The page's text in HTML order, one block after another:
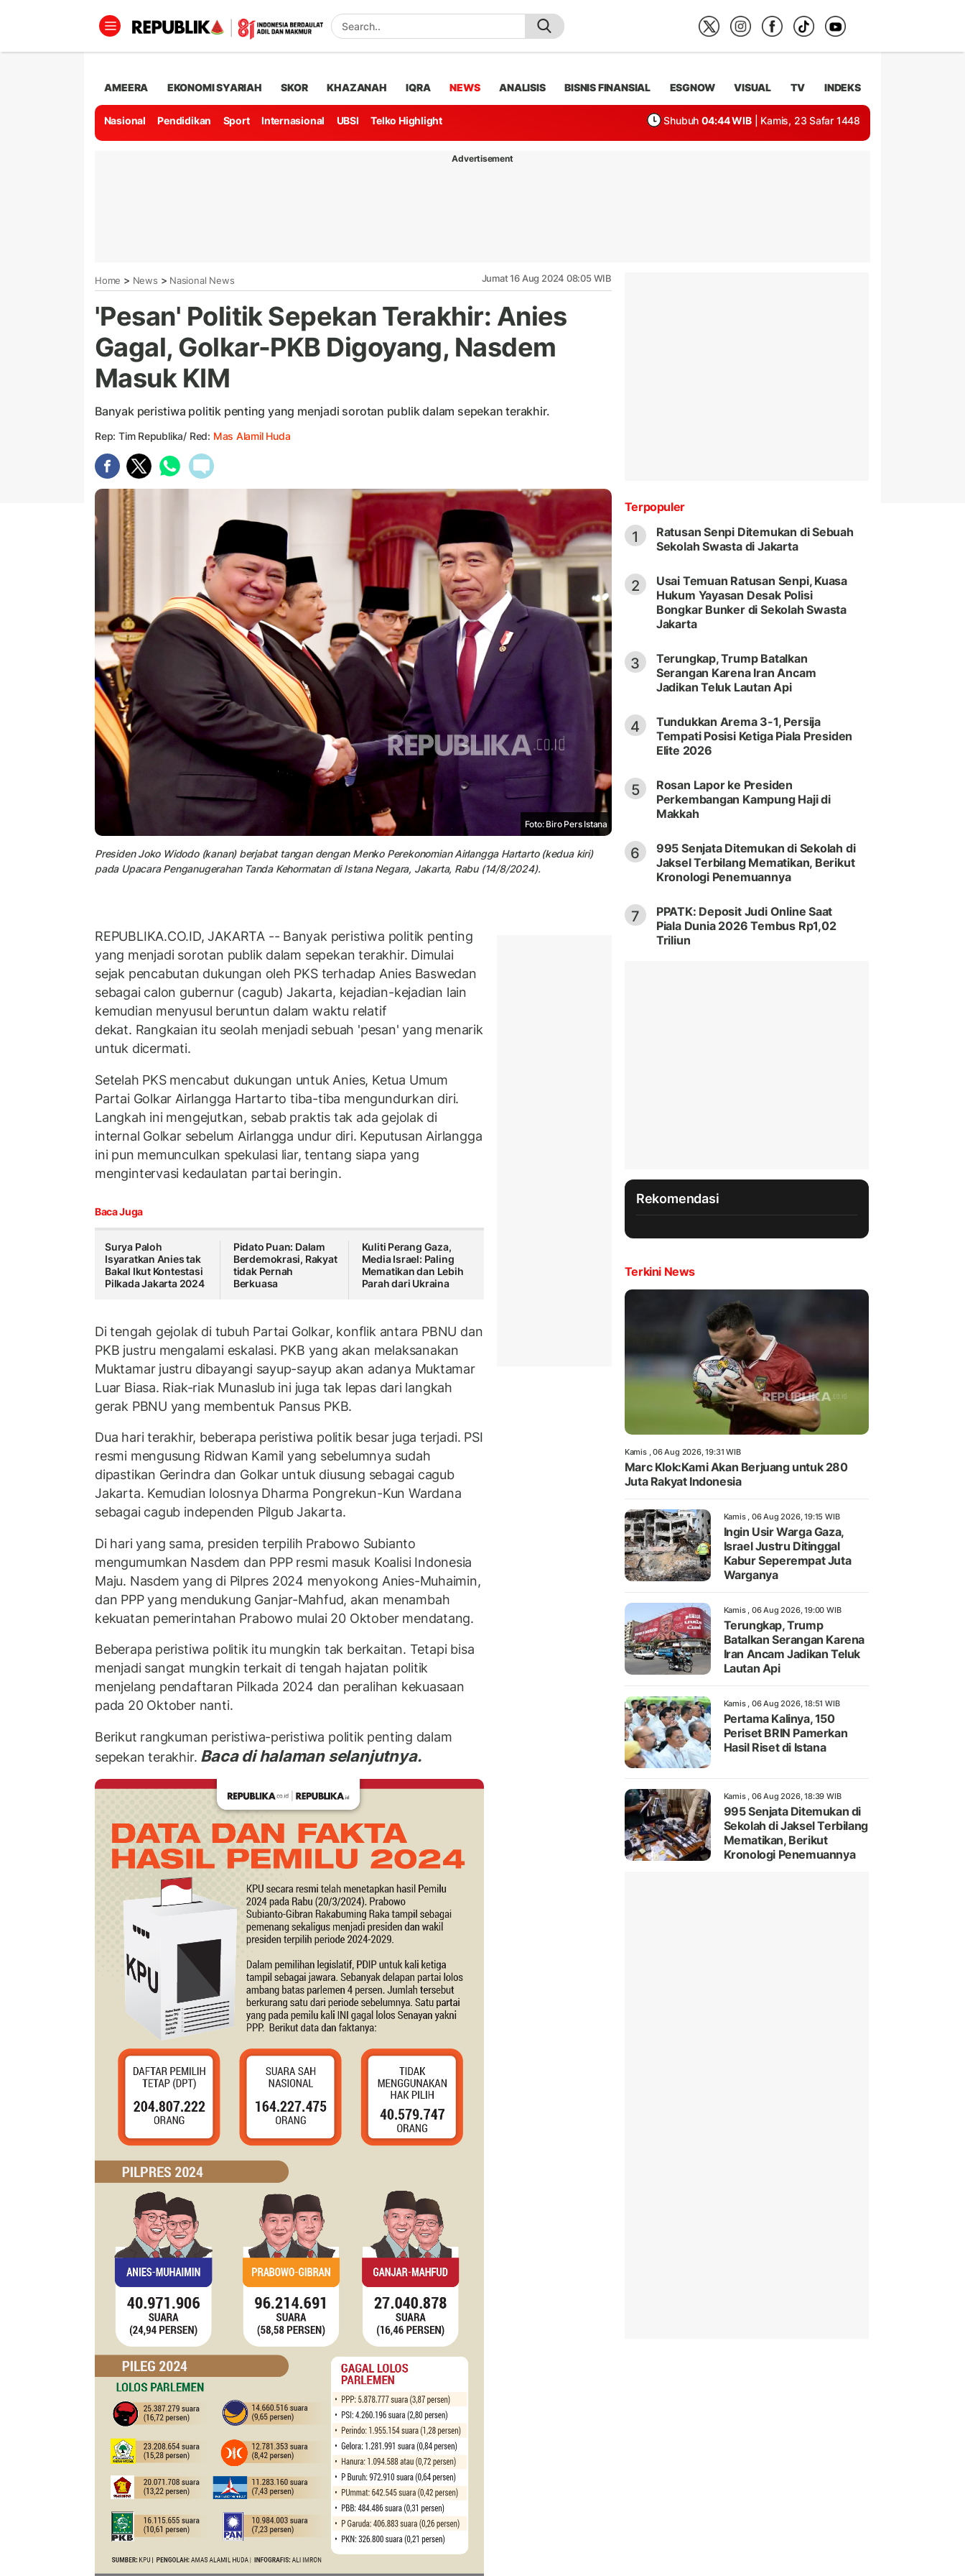
AMEERA EKONOMI SYARIAH SKOR KHAZANAH IQRA NEWS ANALISIS BISNIS FINANSIAL ESGNOW VISUAL TV INDEKS
Nasional Pendidikan Sport Internasional UBSI Telko Highlight Shubuh 04:44 WIB | Kamis, 23 Safar 1448
Advertisement
Home > News > Nasional News Jumat 16 Aug 2024 08:05 WIB
'Pesan' Politik Sepekan Terakhir: Anies
Gagal, Golkar-PKB Digoyang, Nasdem
Masuk KIM
Banyak peristiwa politik penting yang menjadi sorotan publik dalam sepekan terakhir.
Rep: Tim Republika/ Red: Mas Alamil Huda
Foto: Biro Pers Istana
Presiden Joko Widodo (kanan) berjabat tangan dengan Menko Perekonomian Airlangga Hartarto (kedua kiri)
pada Upacara Penganugerahan Tanda Kehormatan di Istana Negara, Jakarta, Rabu (14/8/2024).
REPUBLIKA.CO.ID, JAKARTA -- Banyak peristiwa politik penting
yang menjadi sorotan publik dalam sepekan terakhir. Dimulai
sejak pencabutan dukungan oleh PKS terhadap Anies Baswedan
sebagai calon gubernur (cagub) Jakarta, kejadian-kejadian lain
kemudian menyusul beruntun dalam waktu relatif
dekat. Rangkaian itu seolah menjadi sebuah 'pesan' yang menarik
untuk dicermati.
Setelah PKS mencabut dukungan untuk Anies, Ketua Umum
Partai Golkar Airlangga Hartarto tiba-tiba mengundurkan diri.
Langkah ini mengejutkan, sebab praktis tak ada gejolak di
internal Golkar sebelum Airlangga undur diri. Keputusan Airlangga
ini pun memunculkan spekulasi liar, tentang siapa yang
mengintervasi kedaulatan partai beringin.
Baca Juga
Surya Paloh
Isyaratkan Anies tak
Bakal Ikut Kontestasi
Pilkada Jakarta 2024
Pidato Puan: Dalam
Berdemokrasi, Rakyat
tidak Pernah
Berkuasa
Kuliti Perang Gaza,
Media Israel: Paling
Mematikan dan Lebih
Parah dari Ukraina
Di tengah gejolak di tubuh Partai Golkar, konflik antara PBNU dan
PKB justru mengalami eskalasi. PKB yang akan melaksanakan
Muktamar justru dibayangi sayup-sayup akan adanya Muktamar
Luar Biasa. Riak-riak Munaslub ini juga tak lepas dari langkah
gerak PBNU yang membentuk Pansus PKB.
Dua hari terakhir, beberapa peristiwa politik besar juga terjadi. PSI
resmi mengusung Ridwan Kamil yang sebelumnya sudah
dipastikan Gerindra dan Golkar untuk diusung sebagai cagub
Jakarta. Kemudian lolosnya Dharma Pongrekun-Kun Wardana
sebagai cagub independen Pilgub Jakarta.
Di hari yang sama, presiden terpilih Prabowo Subianto
mengumumkan Nasdem dan PPP resmi masuk Koalisi Indonesia
Maju. Nasdem yang di Pilpres 2024 menyokong Anies-Muhaimin,
dan PPP yang mendukung Ganjar-Mahfud, akan menambah
kekuatan pemerintahan Prabowo mulai 20 Oktober mendatang.
Beberapa peristiwa politik itu mungkin tak berkaitan. Tetapi bisa
menjadi sangat mungkin terkait di tengah hajatan politik
menjelang pendaftaran Pilkada 2024 dan peralihan kekuasaan
pada 20 Oktober nanti.
Berikut rangkuman peristiwa-peristiwa politik penting dalam
sepekan terakhir. Baca di halaman selanjutnya.
Terpopuler
1
Ratusan Senpi Ditemukan di Sebuah
Sekolah Swasta di Jakarta
2
Usai Temuan Ratusan Senpi, Kuasa
Hukum Yayasan Desak Polisi
Bongkar Bunker di Sekolah Swasta
Jakarta
3
Terungkap, Trump Batalkan
Serangan Karena Iran Ancam
Jadikan Teluk Lautan Api
4
Tundukkan Arema 3-1, Persija
Tempati Posisi Ketiga Piala Presiden
Elite 2026
5
Rosan Lapor ke Presiden
Perkembangan Kampung Haji di
Makkah
6
995 Senjata Ditemukan di Sekolah di
Jaksel Terbilang Mematikan, Berikut
Kronologi Penemuannya
7
PPATK: Deposit Judi Online Saat
Piala Dunia 2026 Tembus Rp1,02
Triliun
Rekomendasi
Terkini News
Kamis , 06 Aug 2026, 19:31 WIB
Marc Klok:Kami Akan Berjuang untuk 280
Juta Rakyat Indonesia
Kamis , 06 Aug 2026, 19:15 WIB
Ingin Usir Warga Gaza,
Israel Justru Ditinggal
Kabur Seperempat Juta
Warganya
Kamis , 06 Aug 2026, 19:00 WIB
Terungkap, Trump
Batalkan Serangan Karena
Iran Ancam Jadikan Teluk
Lautan Api
Kamis , 06 Aug 2026, 18:51 WIB
Pertama Kalinya, 150
Periset BRIN Pamerkan
Hasil Riset di Istana
Kamis , 06 Aug 2026, 18:39 WIB
995 Senjata Ditemukan di
Sekolah di Jaksel Terbilang
Mematikan, Berikut
Kronologi Penemuannya